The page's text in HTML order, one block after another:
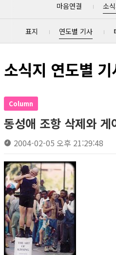
마음연결 소
표지 연도별 기사
소식지 연도별 기
Column
동성애 조항 삭제와 게
2004-02-05 오후 21:29:48